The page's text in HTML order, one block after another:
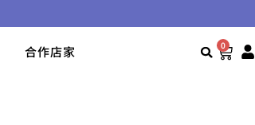
合作店家 0